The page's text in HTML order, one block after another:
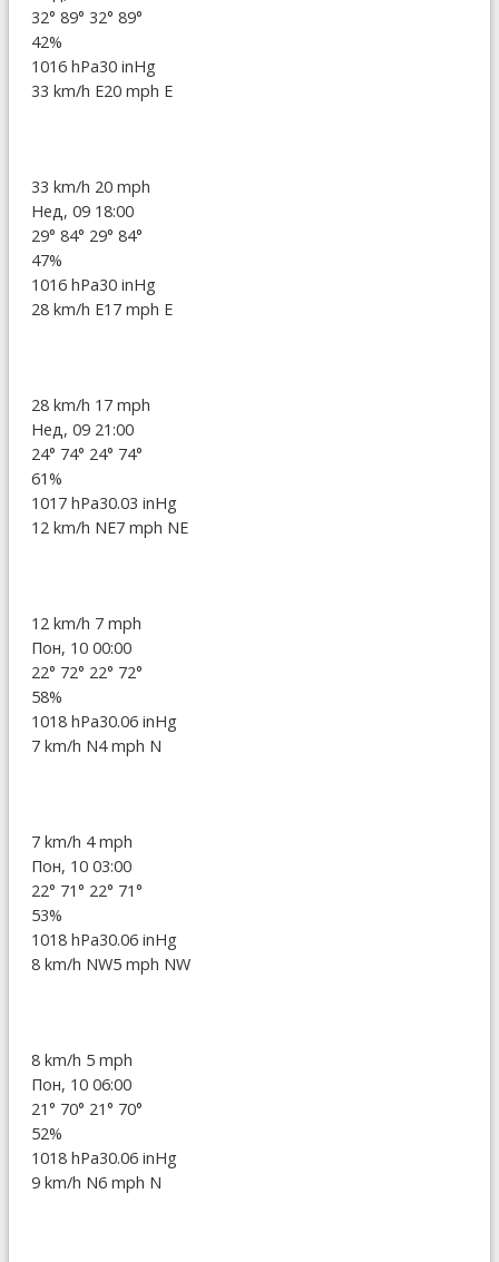
32° 89° 32° 89°
42%
1016 hPa30 inHg
33 km/h E20 mph E
33 km/h 20 mph
Нед, 09 18:00
29° 84° 29° 84°
47%
1016 hPa30 inHg
28 km/h E17 mph E
28 km/h 17 mph
Нед, 09 21:00
24° 74° 24° 74°
61%
1017 hPa30.03 inHg
12 km/h NE7 mph NE
12 km/h 7 mph
Пон, 10 00:00
22° 72° 22° 72°
58%
1018 hPa30.06 inHg
7 km/h N4 mph N
7 km/h 4 mph
Пон, 10 03:00
22° 71° 22° 71°
53%
1018 hPa30.06 inHg
8 km/h NW5 mph NW
8 km/h 5 mph
Пон, 10 06:00
21° 70° 21° 70°
52%
1018 hPa30.06 inHg
9 km/h N6 mph N